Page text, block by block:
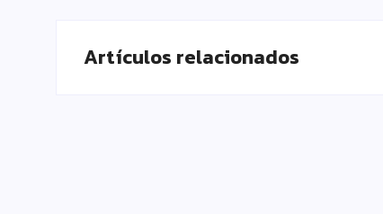
Artículos relacionados